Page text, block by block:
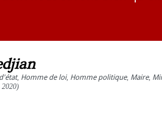
, Homme de loi, Homme politique, Maire,